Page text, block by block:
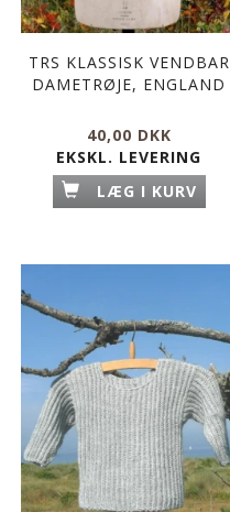
TRS KLASSISK VENDBAR
DAMETRØJE, ENGLAND
40,00 DKK
EKSKL. LEVERING
LÆG I KURV